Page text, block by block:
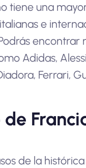
tiene una
e
encontrar
Adidas,
Ferrari,
de
de la